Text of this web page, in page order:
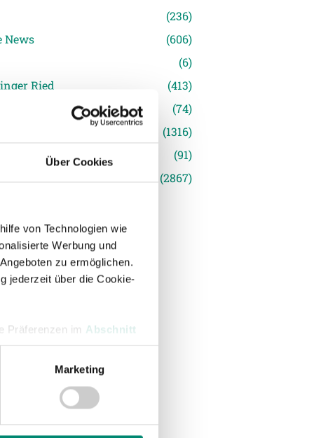
Über Cookies
von Technologien wie
Werbung und
zu ermöglichen.
jederzeit über die Cookie-
Präferenzen im Abschnitt
Verwendung unserer
Marketing
(236)
News
(606)
(6)
Ried
(413)
(74)
(1316)
(91)
(2867)